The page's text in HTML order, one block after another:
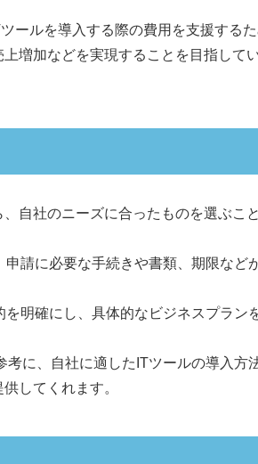
ールを導入する際の費用を支援す
増加などを実現することを目指し
自社のニーズに合ったものを選ぶ
申請に必要な手続きや書類、期限など
を明確にし、具体的なビジネスプラ
考に、自社に適したITツールの導入
してくれます。